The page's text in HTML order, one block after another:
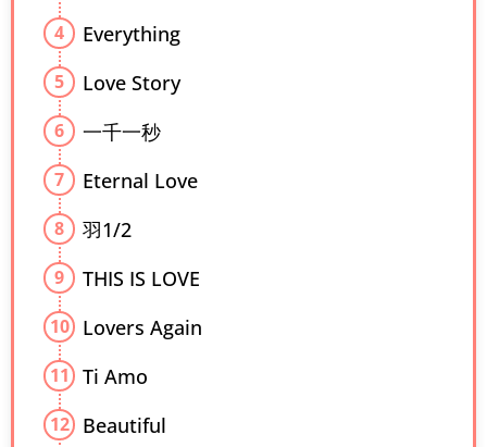
Everything
Love Story
一千一秒
Eternal Love
羽1/2
THIS IS LOVE
Lovers Again
Ti Amo
Beautiful